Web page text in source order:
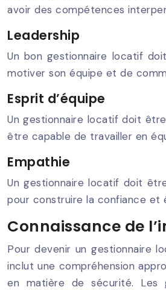
avoir des compétences
Leadership
Un bon gestionnaire locatif
motiver son équipe et de
Esprit d’équipe
Un gestionnaire locatif doit
être capable de travailler en
Empathie
Un gestionnaire locatif doit
pour construire la confiance et
Connaissance de
Pour devenir un gestionnaire
inclut une compréhension
en matière de sécurité. Les